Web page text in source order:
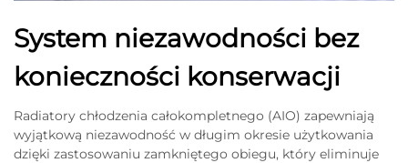
System niezawodności bez
konieczności konserwacji
Radiatory chłodzenia całokompletnego (AIO) zapewniają
wyjątkową niezawodność w długim okresie użytkowania
dzięki zastosowaniu zamkniętego obiegu, który eliminuje